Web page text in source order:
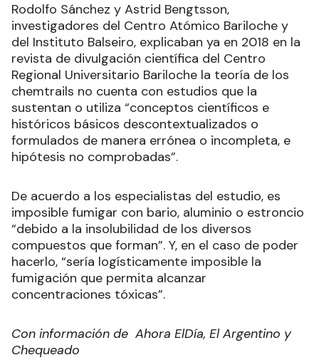
Rodolfo Sánchez y Astrid Bengtsson,
investigadores del Centro Atómico Bariloche y
del Instituto Balseiro, explicaban ya en 2018 en la
revista de divulgación científica del Centro
Regional Universitario Bariloche la teoría de los
chemtrails no cuenta con estudios que la
sustentan o utiliza “conceptos científicos e
históricos básicos descontextualizados o
formulados de manera errónea o incompleta, e
hipótesis no comprobadas”.
De acuerdo a los especialistas del estudio, es
imposible fumigar con bario, aluminio o estroncio
“debido a la insolubilidad de los diversos
compuestos que forman”. Y, en el caso de poder
hacerlo, “sería logísticamente imposible la
fumigación que permita alcanzar
concentraciones tóxicas”.
Con información de Ahora ElDía, El Argentino y
Chequeado